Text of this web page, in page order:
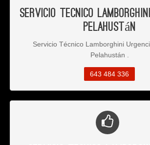
Servicio Tecnico
Pelahustán
Servicio Técnico Lamborghini
Pelahustán .
643 484 336